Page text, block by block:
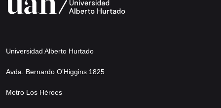
Universidad Alberto Hurtado
Avda. Bernardo O’Higgins 1825
Metro Los Héroes